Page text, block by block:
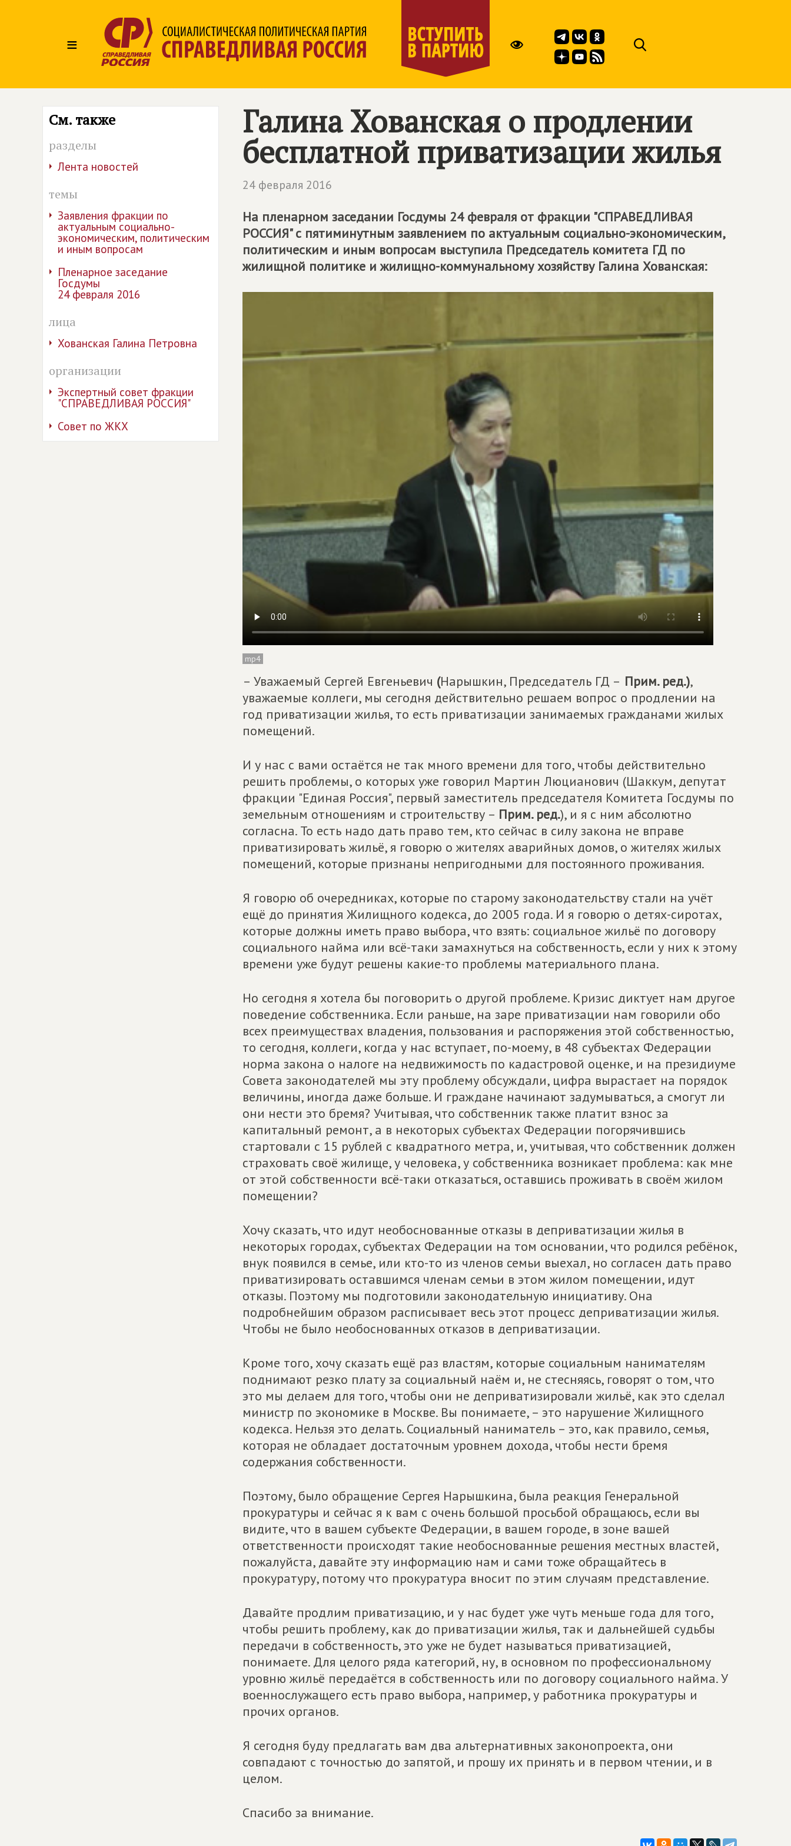
≡
См. также
разделы
Лента новостей
темы
Заявления фракции по
актуальным социально-
экономическим, политическим
и иным вопросам
Пленарное заседание
Госдумы
24 февраля 2016
лица
Хованская Галина Петровна
организации
Экспертный совет фракции
"СПРАВЕДЛИВАЯ РОССИЯ"
Совет по ЖКХ
Галина Хованская о продлении
бесплатной приватизации жилья
24 февраля 2016
На пленарном заседании Госдумы 24 февраля от фракции "СПРАВЕДЛИВАЯ
РОССИЯ" с пятиминутным заявлением по актуальным социально-экономическим,
политическим и иным вопросам выступила Председатель комитета ГД по
жилищной политике и жилищно-коммунальному хозяйству Галина Хованская:
mp4
– Уважаемый Сергей Евгеньевич (Нарышкин, Председатель ГД – Прим. ред.),
уважаемые коллеги, мы сегодня действительно решаем вопрос о продлении на
год приватизации жилья, то есть приватизации занимаемых гражданами жилых
помещений.
И у нас с вами остаётся не так много времени для того, чтобы действительно
решить проблемы, о которых уже говорил Мартин Люцианович (Шаккум, депутат
фракции "Единая Россия", первый заместитель председателя Комитета Госдумы по
земельным отношениям и строительству – Прим. ред.), и я с ним абсолютно
согласна. То есть надо дать право тем, кто сейчас в силу закона не вправе
приватизировать жильё, я говорю о жителях аварийных домов, о жителях жилых
помещений, которые признаны непригодными для постоянного проживания.
Я говорю об очередниках, которые по старому законодательству стали на учёт
ещё до принятия Жилищного кодекса, до 2005 года. И я говорю о детях-сиротах,
которые должны иметь право выбора, что взять: социальное жильё по договору
социального найма или всё-таки замахнуться на собственность, если у них к этому
времени уже будут решены какие-то проблемы материального плана.
Но сегодня я хотела бы поговорить о другой проблеме. Кризис диктует нам другое
поведение собственника. Если раньше, на заре приватизации нам говорили обо
всех преимуществах владения, пользования и распоряжения этой собственностью,
то сегодня, коллеги, когда у нас вступает, по-моему, в 48 субъектах Федерации
норма закона о налоге на недвижимость по кадастровой оценке, и на президиуме
Совета законодателей мы эту проблему обсуждали, цифра вырастает на порядок
величины, иногда даже больше. И граждане начинают задумываться, а смогут ли
они нести это бремя? Учитывая, что собственник также платит взнос за
капитальный ремонт, а в некоторых субъектах Федерации погорячившись
стартовали с 15 рублей с квадратного метра, и, учитывая, что собственник должен
страховать своё жилище, у человека, у собственника возникает проблема: как мне
от этой собственности всё-таки отказаться, оставшись проживать в своём жилом
помещении?
Хочу сказать, что идут необоснованные отказы в деприватизации жилья в
некоторых городах, субъектах Федерации на том основании, что родился ребёнок,
внук появился в семье, или кто-то из членов семьи выехал, но согласен дать право
приватизировать оставшимся членам семьи в этом жилом помещении, идут
отказы. Поэтому мы подготовили законодательную инициативу. Она
подробнейшим образом расписывает весь этот процесс деприватизации жилья.
Чтобы не было необоснованных отказов в деприватизации.
Кроме того, хочу сказать ещё раз властям, которые социальным нанимателям
поднимают резко плату за социальный наём и, не стесняясь, говорят о том, что
это мы делаем для того, чтобы они не деприватизировали жильё, как это сделал
министр по экономике в Москве. Вы понимаете, – это нарушение Жилищного
кодекса. Нельзя это делать. Социальный наниматель – это, как правило, семья,
которая не обладает достаточным уровнем дохода, чтобы нести бремя
содержания собственности.
Поэтому, было обращение Сергея Нарышкина, была реакция Генеральной
прокуратуры и сейчас я к вам с очень большой просьбой обращаюсь, если вы
видите, что в вашем субъекте Федерации, в вашем городе, в зоне вашей
ответственности происходят такие необоснованные решения местных властей,
пожалуйста, давайте эту информацию нам и сами тоже обращайтесь в
прокуратуру, потому что прокуратура вносит по этим случаям представление.
Давайте продлим приватизацию, и у нас будет уже чуть меньше года для того,
чтобы решить проблему, как до приватизации жилья, так и дальнейшей судьбы
передачи в собственность, это уже не будет называться приватизацией,
понимаете. Для целого ряда категорий, ну, в основном по профессиональному
уровню жильё передаётся в собственность или по договору социального найма. У
военнослужащего есть право выбора, например, у работника прокуратуры и
прочих органов.
Я сегодня буду предлагать вам два альтернативных законопроекта, они
совпадают с точностью до запятой, и прошу их принять и в первом чтении, и в
целом.
Спасибо за внимание.